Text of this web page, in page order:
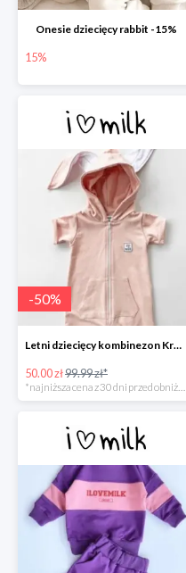
Onesie dziecięcy rabbit -15%
15%
-50%
Letni dziecięcy kombinezon Królik Różowy -50%
50.00 zł99.99 zł*
*najniższa cena z 30 dni przed obniżką